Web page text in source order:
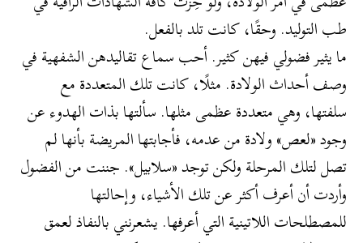
طب التوليد. وحقًا، كانت تلد بالفعل.
ما يثير فضولي فيهن كثير. أحب سماع تقاليدهن الشفهية في
وصف أحداث الولادة. مثلًا، كانت تلك المتعددة مع
سلفتها، وهي متعددة عظمى مثلها. سألتها بذات الهدوء عن
وجود «لعص» ولادة من عدمه، فأجابتها المريضة بأنها لم
تصل لتلك المرحلة ولكن توجد «سلابيل». جننت من الفضول
وأردت أن أعرف أكثر عن تلك الأشياء، وإحالتها
للمصطلحات اللاتينية التي أعرفها. يشعرنني بالنفاذ لعمق